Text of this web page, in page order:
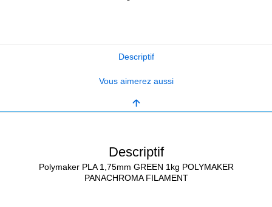
Descriptif
Vous aimerez aussi
Descriptif
Polymaker PLA 1,75mm GREEN 1kg POLYMAKER
PANACHROMA FILAMENT